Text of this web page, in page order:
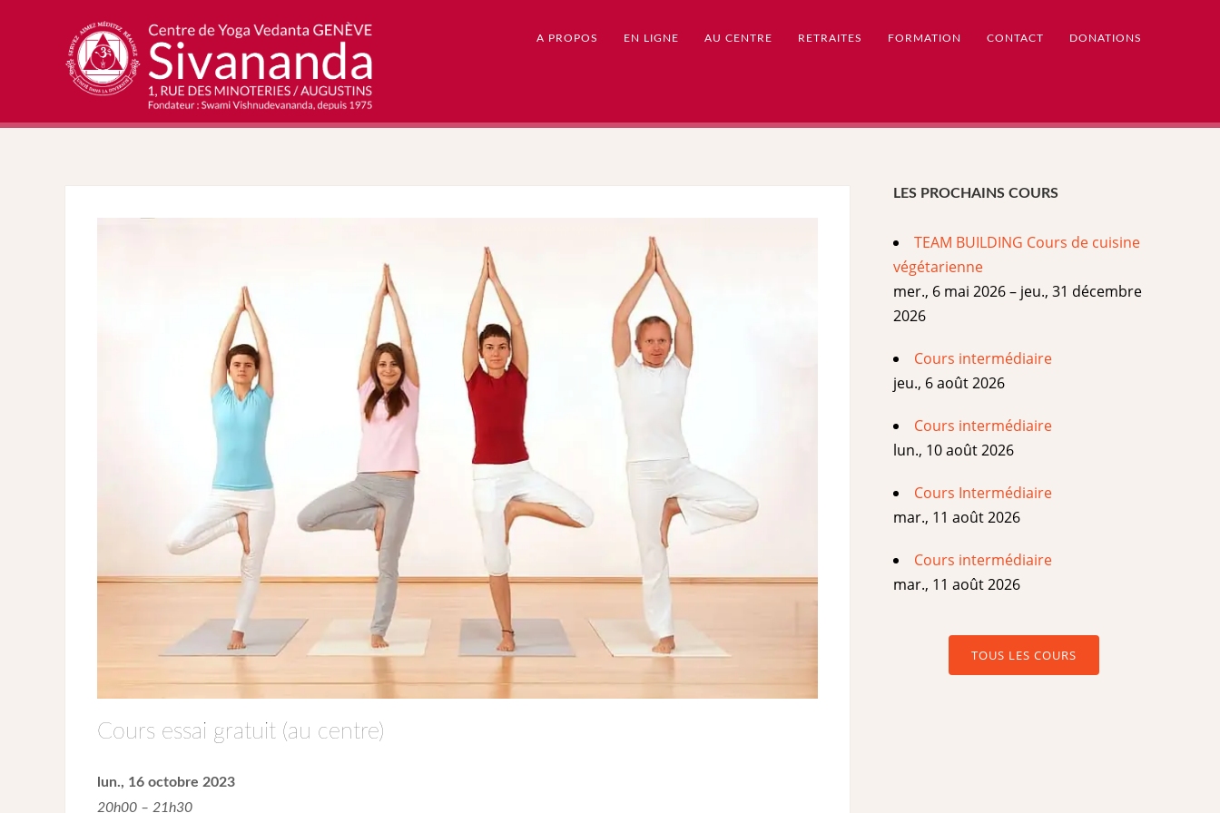
A PROPOS EN LIGNE AU CENTRE RETRAITES FORMATION CONTACT DONATIONS
Cours essai gratuit (au centre)
lun., 16 octobre 2023
20h00 – 21h30
LES PROCHAINS COURS
TEAM BUILDING Cours de cuisine
végétarienne
mer., 6 mai 2026 – jeu., 31 décembre
2026
Cours intermédiaire
jeu., 6 août 2026
Cours intermédiaire
lun., 10 août 2026
Cours Intermédiaire
mar., 11 août 2026
Cours intermédiaire
mar., 11 août 2026
TOUS LES COURS